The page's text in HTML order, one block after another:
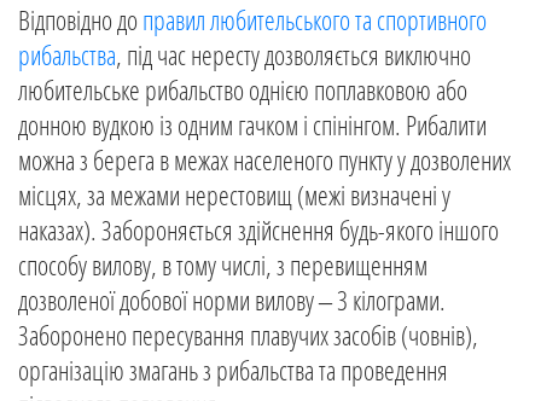
Відповідно доправил любительського та спортивного
рибальства, під час нересту дозволяється виключно
любительське рибальство однією поплавковою або
донною вудкою із одним гачком і спінінгом. Рибалити
можна з берега в межах населеного пункту у дозволених
місцях, за межами нерестовищ (межі визначені у
наказах). Забороняється здійснення будь-якого іншого
способу вилову, в тому числі, з перевищенням
дозволеної добової норми вилову – 3 кілограми.
Заборонено пересування плавучих засобів (човнів),
організацію змагань з рибальства та проведення